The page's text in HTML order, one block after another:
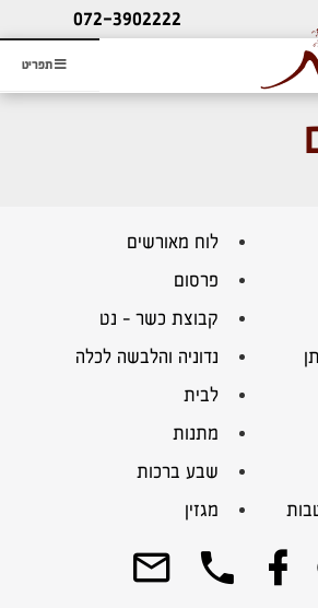
תפריט
ליעוץ חינם
והזמנת כרטיס שמחות
072-3902222
לוח מאורשים
פרסום
קבוצת כשר – נט
נדוניה והלבשה לכלה
לבית
מתנות
שבע ברכות
מגזין